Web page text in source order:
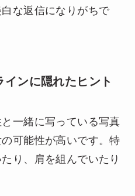
な返信になりがちで
ンに隠れたヒント
一緒に写っている写真
可能性が高いです。特
り、肩を組んでいたり